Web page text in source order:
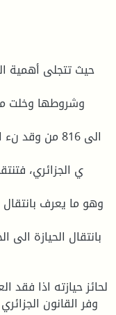
حيث تتجلى أهمية
ي الجزائري،
وهو ما يعرف بانتقال
بانتقال الحيازة
لحائز حيازته اذا فقد
وفر القانون